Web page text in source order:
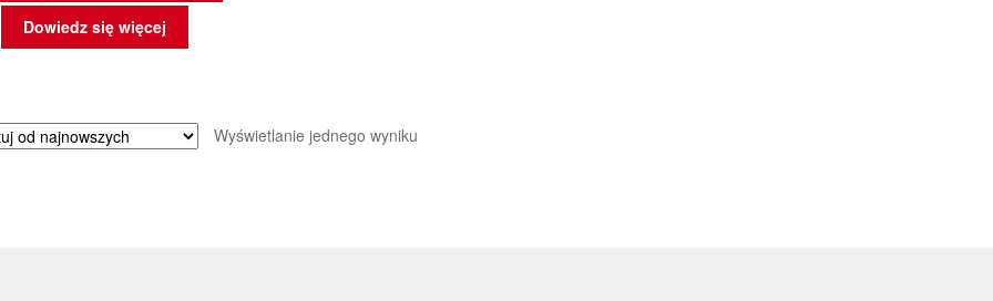
Dowiedz się więcej
Wyświetlanie jednego wyniku